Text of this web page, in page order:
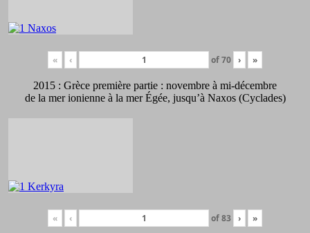
« ‹ of70 › »
2015 : Grèce première partie : novembre à mi-décembre
de la mer ionienne à la mer Égée, jusqu’à Naxos (Cyclades)
« ‹ of83 › »